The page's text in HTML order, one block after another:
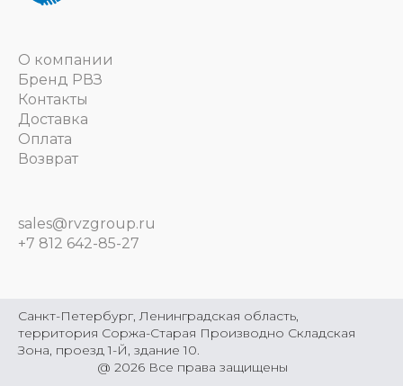
О компании
Бренд РВЗ
Контакты
Доставка
Оплата
Возврат
sales@rvzgroup.ru
+7 812 642-85-27
@ 2026 Все права защищены
Санкт-Петербург, Ленинградская область,
территория Соржа-Старая Производно Складская
Зона, проезд 1-Й, здание 10.